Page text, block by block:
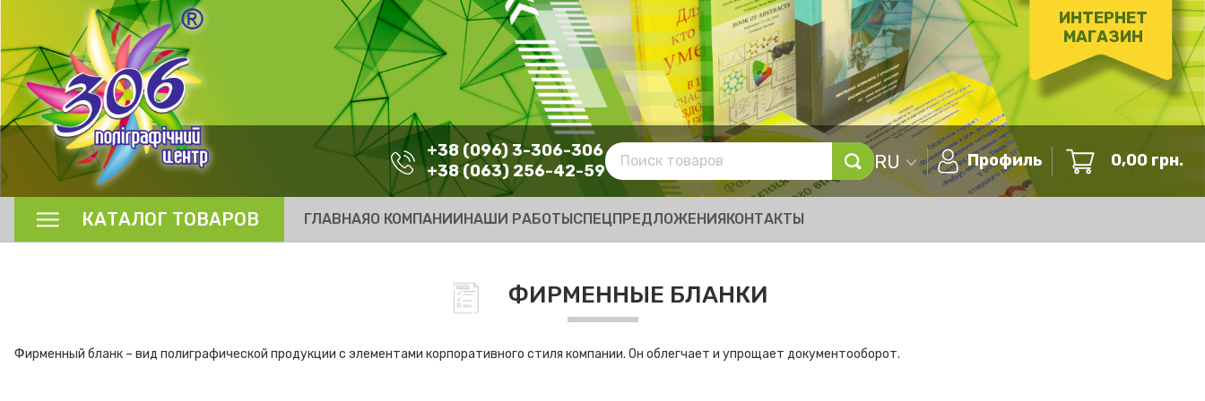
ИНТЕРНЕТ
МАГАЗИН
+38 (096) 3-306-306
+38 (063) 256-42-59
RU Профиль 0,00 грн.
КАТАЛОГ ТОВАРОВ ГЛАВНАЯО КОМПАНИИНАШИ РАБОТЫСПЕЦПРЕДЛОЖЕНИЯКОНТАКТЫ
ФИРМЕННЫЕ БЛАНКИ
Фирменный бланк – вид полиграфической продукции с элементами корпоративного стиля компании. Он облегчает и упрощает документооборот.